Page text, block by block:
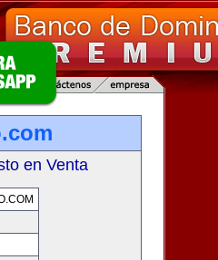
en Venta